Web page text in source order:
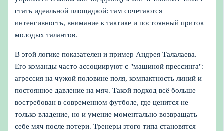
стать идеальной площадкой: там сочетаются
интенсивность, внимание к тактике и постоянный приток
молодых талантов.
В этой логике показателен и пример Андрея Талалаева.
Его команды часто ассоциируют с "машиной прессинга":
агрессия на чужой половине поля, компактность линий и
постоянное давление на мяч. Такой подход всё больше
востребован в современном футболе, где ценится не
только владение, но и умение моментально возвращать
себе мяч после потери. Тренеры этого типа становятся